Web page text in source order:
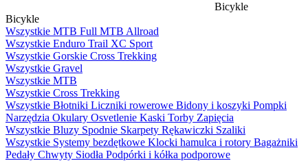
Bicykle
Bicykle
Wszystkie MTB Full MTB Allroad
Wszystkie Enduro Trail XC Sport
Wszystkie Gorskie Cross Trekking
Wszystkie Gravel
Wszystkie MTB
Wszystkie Cross Trekking
Wszystkie Błotniki Liczniki rowerowe Bidony i koszyki Pompki
Narzędzia Okulary Osvetlenie Kaski Torby Zapięcia
Wszystkie Bluzy Spodnie Skarpety Rękawiczki Szaliki
Wszystkie Systemy bezdętkowe Klocki hamulca i rotory Bagażniki
Pedały Chwyty Siodła Podpórki i kółka podporowe